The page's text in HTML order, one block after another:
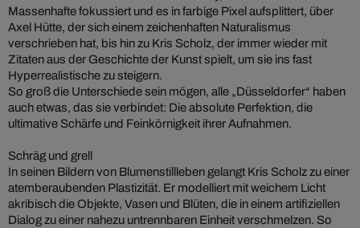
Massenhafte fokussiert und es in farbige Pixel aufsplittert, über
Axel Hütte, der sich einem zeichenhaften Naturalismus
verschrieben hat, bis hin zu Kris Scholz, der immer wieder mit
Zitaten aus der Geschichte der Kunst spielt, um sie ins fast
Hyperrealistische zu steigern.
So groß die Unterschiede sein mögen, alle „Düsseldorfer“ haben
auch etwas, das sie verbindet: Die absolute Perfektion, die
ultimative Schärfe und Feinkörnigkeit ihrer Aufnahmen.
Schräg und grell
In seinen Bildern von Blumenstillleben gelangt Kris Scholz zu einer
atemberaubenden Plastizität. Er modelliert mit weichem Licht
akribisch die Objekte, Vasen und Blüten, die in einem artifiziellen
Dialog zu einer nahezu untrennbaren Einheit verschmelzen. So